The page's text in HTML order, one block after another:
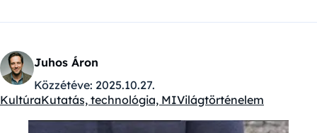
Juhos Áron
Közzétéve: 2025.10.27.
Kategóriák:
KultúraKutatás, technológia, MIVilágtörténelem